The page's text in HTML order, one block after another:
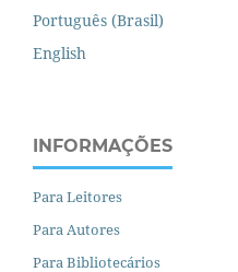
Português (Brasil)
English
INFORMAÇÕES
Para Leitores
Para Autores
Para Bibliotecários